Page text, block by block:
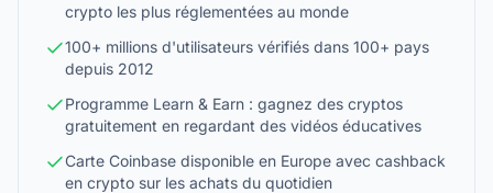
crypto les plus réglementées au monde
100+ millions d'utilisateurs vérifiés dans 100+ pays
depuis 2012
Programme Learn & Earn : gagnez des cryptos
gratuitement en regardant des vidéos éducatives
Carte Coinbase disponible en Europe avec cashback
en crypto sur les achats du quotidien